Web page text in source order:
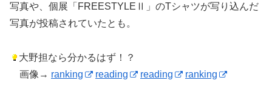
写真や、個展「FREESTYLEⅡ」のTシャツが写り込んだ
写真が投稿されていたとも。
大野担なら分かるはず！？
画像→ ranking reading reading ranking